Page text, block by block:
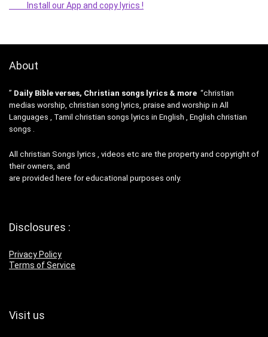
Install our App and copy lyrics !
About
” Daily Bible verses, Christian songs lyrics & more “christian
medias worship, christian song lyrics, praise and worship in All
Languages , Tamil christian songs lyrics in English , English christian
songs .
All christian Songs lyrics , videos etc are the property and copyright of
their owners, and
are provided here for educational purposes only.
Disclosures :
Privacy Policy
Terms of Service
Visit us